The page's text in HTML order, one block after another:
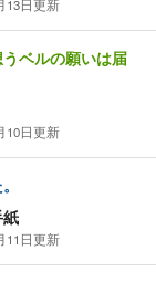
13日更新
ベルの願いは届
10日更新
11日更新